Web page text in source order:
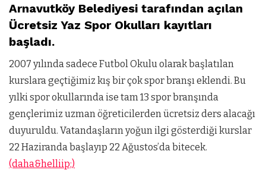
Arnavutköy Belediyesi tarafından açılan
Ücretsiz Yaz Spor Okulları kayıtları
başladı.
2007 yılında sadece Futbol Okulu olarak başlatılan
kurslara geçtiğimiz kış bir çok spor branşı eklendi. Bu
yılki spor okullarında ise tam 13 spor branşında
gençlerimiz uzman öğreticilerden ücretsiz ders alacağı
duyuruldu. Vatandaşların yoğun ilgi gösterdiği kurslar
22 Haziranda başlayıp 22 Ağustos’da bitecek.
(daha&helliip;)